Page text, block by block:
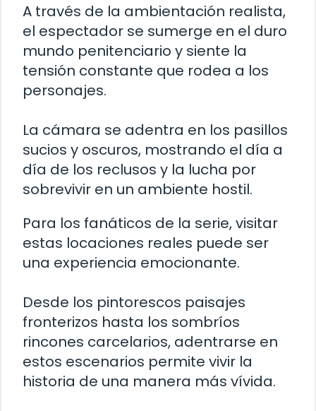
A través de la ambientación realista,
el espectador se sumerge en el duro
mundo penitenciario y siente la
tensión constante que rodea a los
personajes.
La cámara se adentra en los pasillos
sucios y oscuros, mostrando el día a
día de los reclusos y la lucha por
sobrevivir en un ambiente hostil.
Para los fanáticos de la serie, visitar
estas locaciones reales puede ser
una experiencia emocionante.
Desde los pintorescos paisajes
fronterizos hasta los sombríos
rincones carcelarios, adentrarse en
estos escenarios permite vivir la
historia de una manera más vívida.